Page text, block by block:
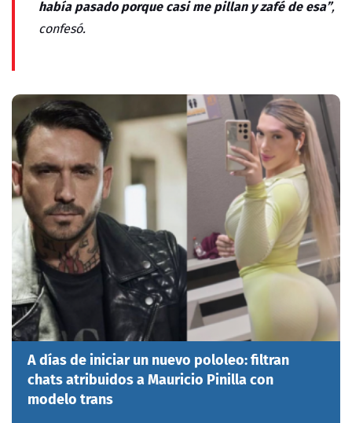
había pasado porque casi me pillan y zafé de esa”,
confesó.
A días de iniciar un nuevo pololeo: filtran
chats atribuidos a Mauricio Pinilla con
modelo trans